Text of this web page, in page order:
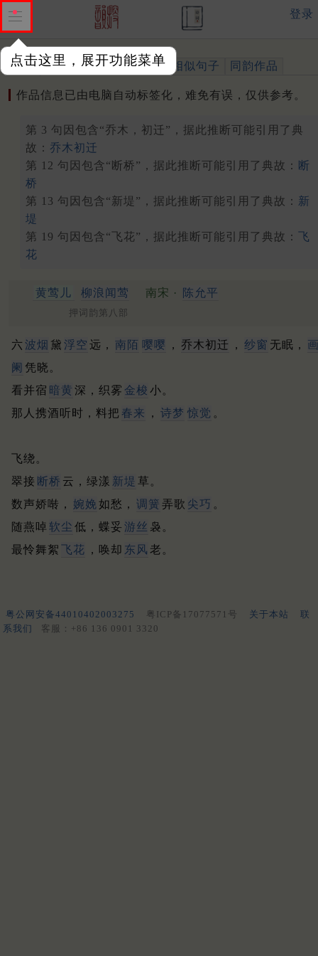
点击这里，展开功能菜单
登录
作品 标注四声 出处、引用 相似句子 同韵作品
作品信息已由电脑自动标签化，难免有误，仅供参考。
第 3 句因包含“乔木，初迁”，据此推断可能引用了典
故： 乔木初迁
第 12 句因包含“断桥”，据此推断可能引用了典故： 断
桥
第 13 句因包含“新堤”，据此推断可能引用了典故： 新
堤
第 19 句因包含“飞花”，据此推断可能引用了典故： 飞
花
黄莺儿 柳浪闻莺 南宋 · 陈允平
押词韵第八部
六 波烟 黛 浮空 远， 南陌 嘤嘤 ， 乔木初迁 ， 纱窗 无眠，
阑 凭晓。
看并宿 暗黄 深，织雾 金梭 小。
那人携酒听时，料把 春来 ， 诗梦 惊觉 。
飞绕。
翠接 断桥 云，绿漾 新堤 草。
数声娇啭，
婉娩 如愁， 调簧 弄歌 尖巧 。
随燕啅 软尘 低，蝶妥 游丝 袅。
最怜舞絮 飞花 ，唤却 东风 老。
粤公网安备44010402003275 粤ICP备17077571号 关于本站
联
系我们
客服：+86 136 0901 3320